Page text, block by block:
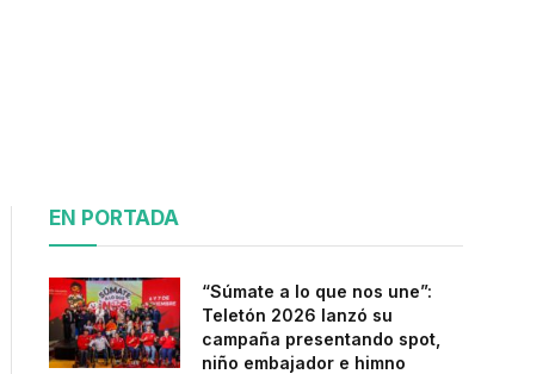
EN PORTADA
“Súmate a lo que nos une”:
Teletón 2026 lanzó su
campaña presentando spot,
niño embajador e himno